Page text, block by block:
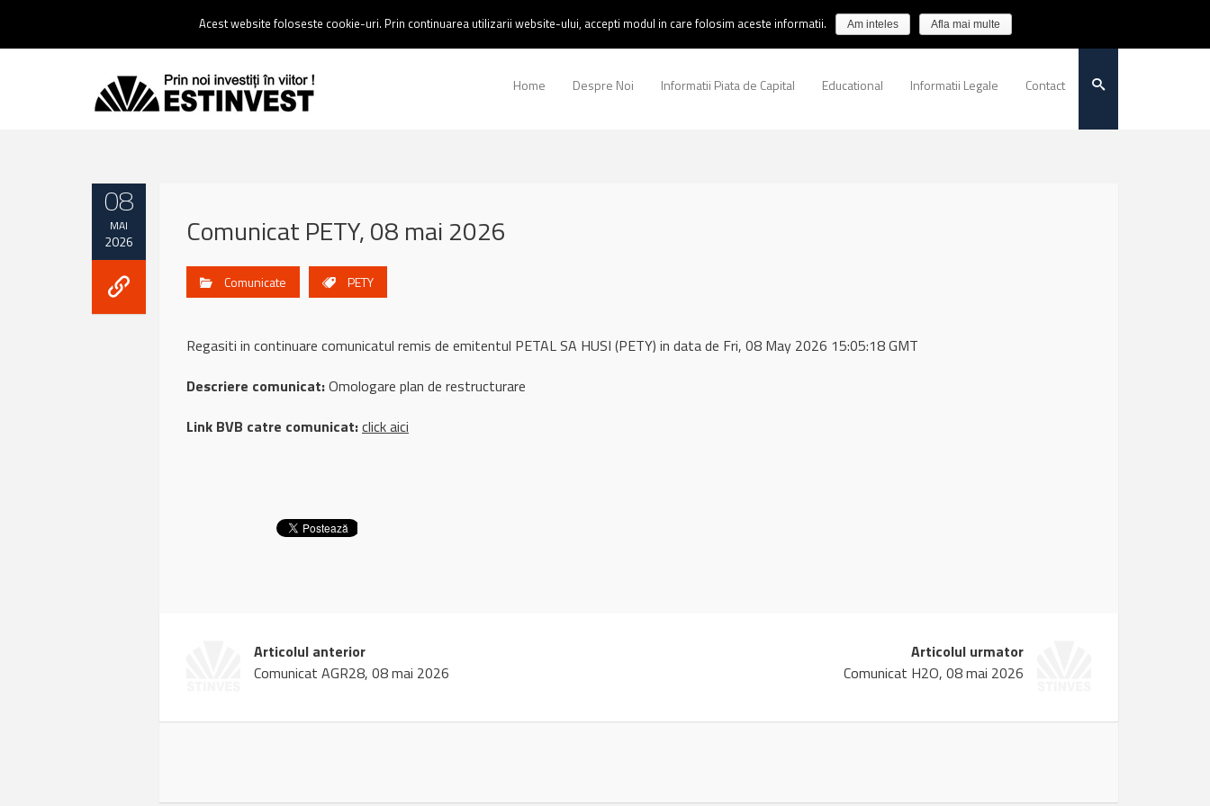
0237 238 900 |Email :contact@estinvest.ro
Home Despre Noi Informatii Piata de Capital Educational Informatii Legale Contact
08
MAI
2026 Comunicat PETY, 08 mai 2026
Comunicate PETY
Regasiti in continuare comunicatul remis de emitentul PETAL SA HUSI (PETY) in data de Fri, 08 May 2026 15:05:18 GMT
Descriere comunicat:Omologare plan de restructurare
Link BVB catre comunicat:click aici
Articolul anterior
Comunicat AGR28, 08 mai 2026
Articolul urmator
Comunicat H2O, 08 mai 2026
Acest website foloseste cookie-uri. Prin continuarea utilizarii website-ului, accepti modul in care folosim aceste informatii. Am inteles Afla mai multe